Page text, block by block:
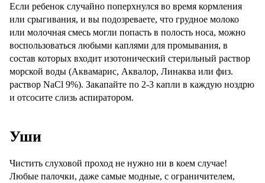
Если ребенок случайно поперхнулся во время кормления
или срыгивания, и вы подозреваете, что грудное молоко
или молочная смесь могли попасть в полость носа, можно
воспользоваться любыми каплями для промывания, в
состав которых входит изотонический стерильный раствор
морской воды (Аквамарис, Аквалор, Линаква или физ.
раствор NaCl 9%). Закапайте по 2-3 капли в каждую ноздрю
и отсосите слизь аспиратором.
Уши
Чистить слуховой проход не нужно ни в коем случае!
Любые палочки, даже самые модные, с ограничителем,